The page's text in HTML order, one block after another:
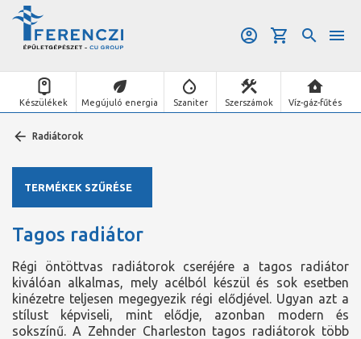
Készülékek Megújuló energia Szaniter Szerszámok Víz-gáz-fűtés
Radiátorok
Tagos radiátor
Régi öntöttvas radiátorok cseréjére a tagos radiátor
kiválóan alkalmas, mely acélból készül és sok esetben
kinézetre teljesen megegyezik régi elődjével. Ugyan azt a
stílust képviseli, mint elődje, azonban modern és
sokszínű. A Zehnder Charleston tagos radiátorok több
TERMÉKEK SZŰRÉSE